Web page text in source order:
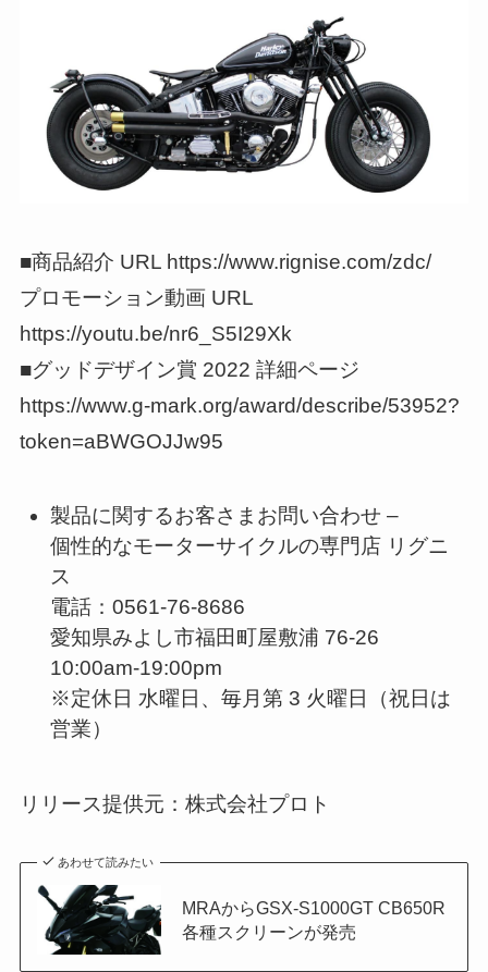
■商品紹介 URL https://www.rignise.com/zdc/
プロモーション動画 URL
https://youtu.be/nr6_S5I29Xk
■グッドデザイン賞 2022 詳細ページ
https://www.g-mark.org/award/describe/53952?
token=aBWGOJJw95
製品に関するお客さまお問い合わせ –
個性的なモーターサイクルの専門店 リグニ
ス
電話：0561-76-8686
愛知県みよし市福田町屋敷浦 76-26
10:00am-19:00pm
※定休日 水曜日、毎月第 3 火曜日（祝日は
営業）
リリース提供元：株式会社プロト
あわせて読みたい
MRAからGSX-S1000GT CB650R
各種スクリーンが発売